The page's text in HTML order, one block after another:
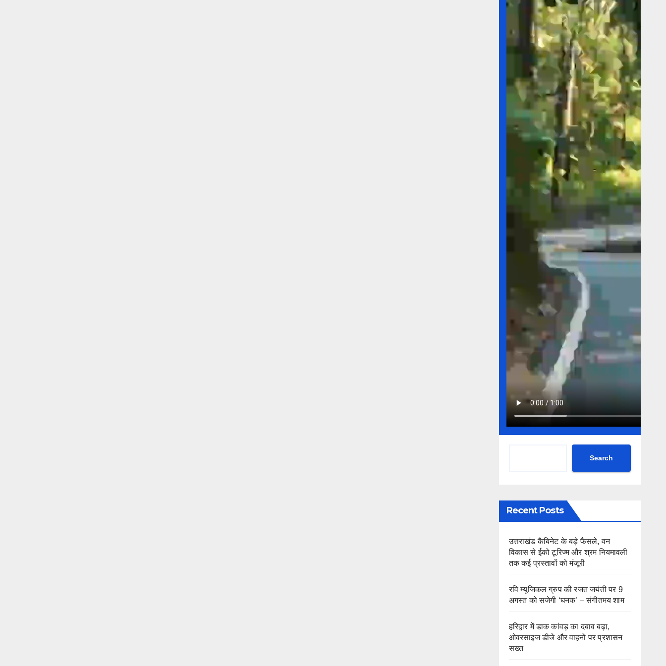
Search
Recent Posts
उत्तराखंड कैबिनेट के बड़े फैसले, वन
विकास से ईको टूरिज्म और श्रम नियमावली
तक कई प्रस्तावों को मंजूरी
रवि म्यूजिकल ग्रुप की रजत जयंती पर 9
अगस्त को सजेगी ‘घनक’ – संगीतमय शाम
हरिद्वार में डाक कांवड़ का दबाव बढ़ा,
ओवरसाइज डीजे और वाहनों पर प्रशासन
सख्त